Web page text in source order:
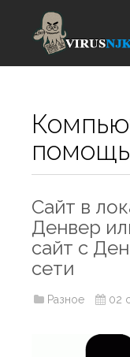
помощь
Сайт в
Денвер
сайт с
сети
Разное 02